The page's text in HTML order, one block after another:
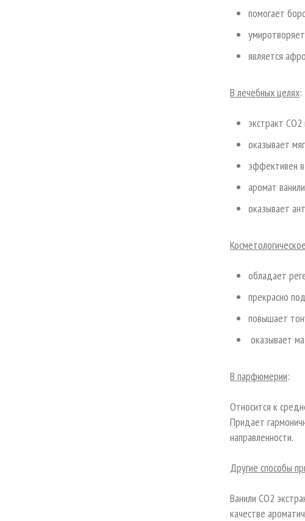
помогает
является
В лечебных целях:
экстракт СО2
оказывает
эффективен
аромат
оказывает
обладает
прекрасно
повышает
оказывает
В парфюмерии:
Относится к
Придает
направленности.
Другие способы
Ванили СО2
качестве